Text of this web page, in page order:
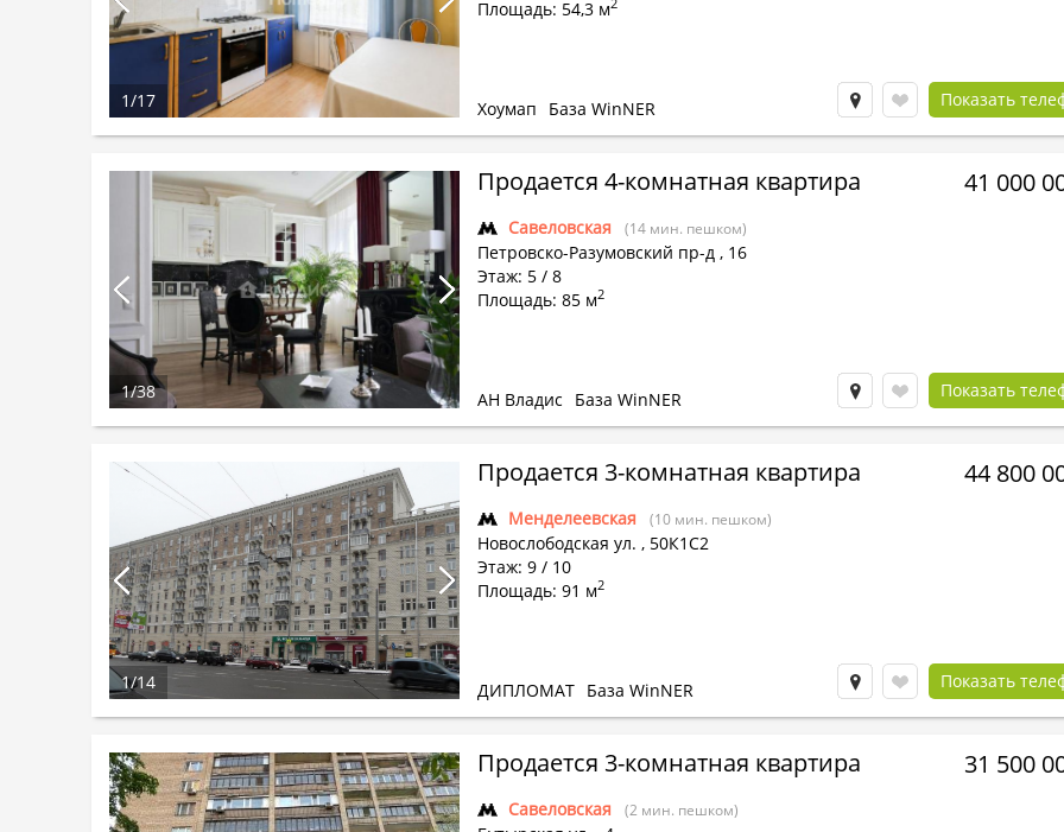
Площадь: 54,3 м
Хоумап База WinNER Показать
1/17
Продается 4-комнатная квартира
Савеловская (14 мин. пешком)
Петровско-Разумовский пр-д , 16
Этаж: 5 / 8
Площадь: 85 м2
41 000
АН Владис База WinNER Показать
1/38
Продается 3-комнатная квартира
Менделеевская (10 мин. пешком)
Новослободская ул. , 50К1С2
Этаж: 9 / 10
Площадь: 91 м2
44 800
ДИПЛОМАТ База WinNER Показать
1/14
Продается 3-комнатная квартира
Савеловская (2 мин. пешком)
31 500